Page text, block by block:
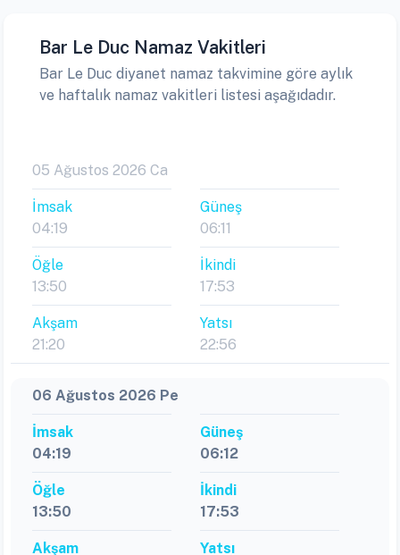
Bar Le Duc Namaz Vakitleri
Bar Le Duc diyanet namaz takvimine göre aylık
ve haftalık namaz vakitleri listesi aşağıdadır.
05 Ağustos 2026 Ca
İmsak
04:19
Güneş
06:11
Öğle
13:50
İkindi
17:53
Akşam
21:20
Yatsı
22:56
06 Ağustos 2026 Pe
İmsak
04:19
Güneş
06:12
Öğle
13:50
İkindi
17:53
Akşam
Yatsı